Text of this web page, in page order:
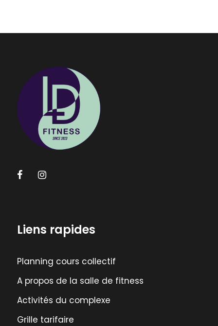
Liens rapides
Planning cours collectif
A propos de la salle de fitness
Activités du complexe
Grille tarifaire